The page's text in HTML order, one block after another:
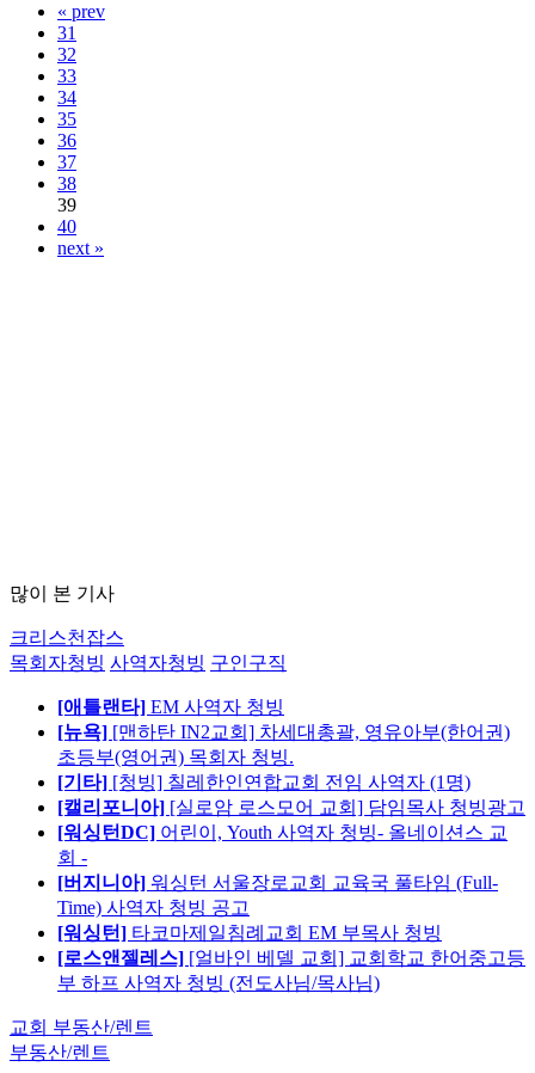
« prev
31
32
33
34
35
36
37
38
39
40
next »
많이 본 기사
크리스천잡스
목회자청빙 사역자청빙 구인구직
[애틀랜타] EM 사역자 청빙
[뉴욕] [맨하탄 IN2교회] 차세대총괄, 영유아부(한어권)
초등부(영어권) 목회자 청빙.
[기타] [청빙] 칠레한인연합교회 전임 사역자 (1명)
[캘리포니아] [실로암 로스모어 교회] 담임목사 청빙광고
[워싱턴DC] 어린이, Youth 사역자 청빙- 올네이션스 교
회 -
[버지니아] 워싱턴 서울장로교회 교육국 풀타임 (Full-
Time) 사역자 청빙 공고
[워싱턴] 타코마제일침례교회 EM 부목사 청빙
[로스앤젤레스] [얼바인 베델 교회] 교회학교 한어중고등
부 하프 사역자 청빙 (전도사님/목사님)
교회 부동산/렌트
부동산/렌트